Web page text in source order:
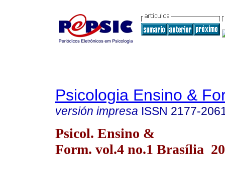
Psicologia Ensino &
versión impresa ISSN 2177-
Psicol. Ensino &
Form. vol.4 no.1 Brasília